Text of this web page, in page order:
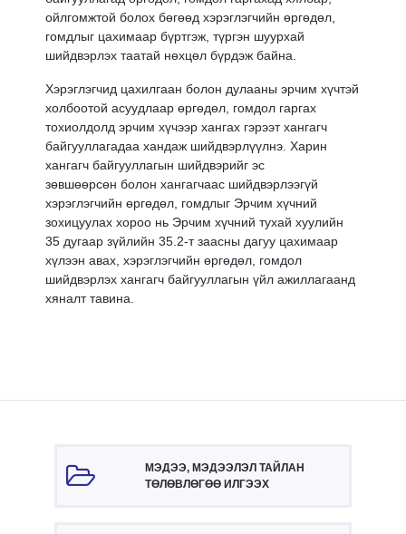
ойлгомжтой болох бөгөөд хэрэглэгчийн өргөдөл,
гомдлыг цахимаар бүртгэж, түргэн шуурхай
шийдвэрлэх таатай нөхцөл бүрдэж байна.
Хэрэглэгчид цахилгаан болон дулааны эрчим хүчтэй
холбоотой асуудлаар өргөдөл, гомдол гаргах
тохиолдолд эрчим хүчээр хангах гэрээт хангагч
байгууллагадаа хандаж шийдвэрлүүлнэ. Харин
хангагч байгууллагын шийдвэрийг эс
зөвшөөрсөн болон хангагчаас шийдвэрлээгүй
хэрэглэгчийн өргөдөл, гомдлыг Эрчим хүчний
зохицуулах хороо нь Эрчим хүчний тухай хуулийн
35 дугаар зүйлийн 35.2-т заасны дагуу цахимаар
хүлээн авах, хэрэглэгчийн өргөдөл, гомдол
шийдвэрлэх хангагч байгууллагын үйл ажиллагаанд
хяналт тавина.
МЭДЭЭ, МЭДЭЭЛЭЛ ТАЙЛАН
ТӨЛӨВЛӨГӨӨ ИЛГЭЭХ